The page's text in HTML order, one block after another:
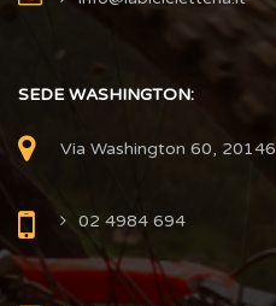
SEDE WASHINGTON:
Via Washington 60, 20146
02 4984 694